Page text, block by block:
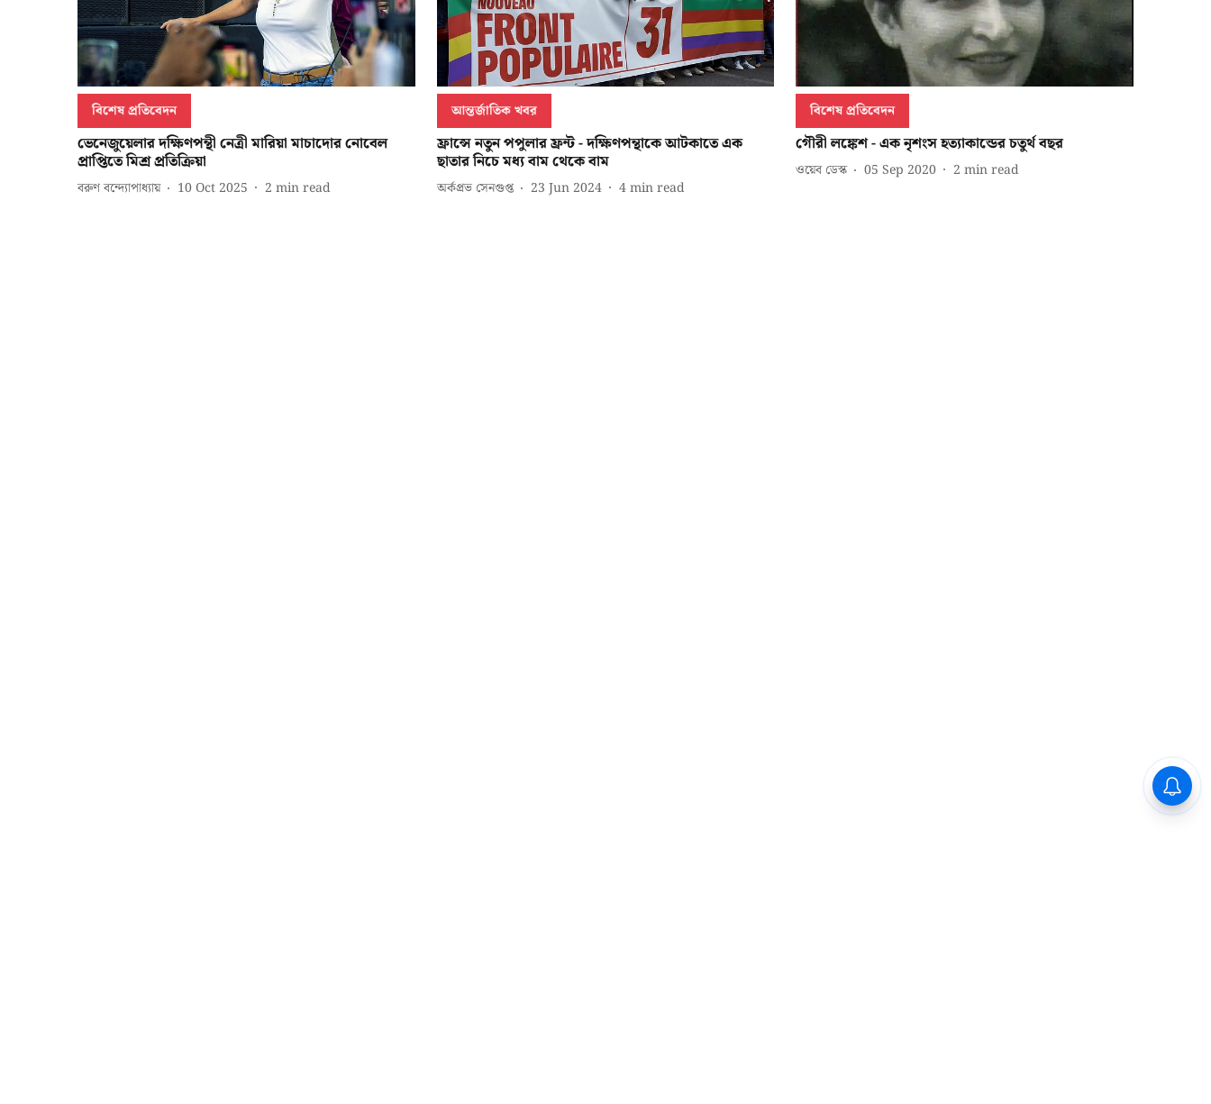
বিশেষ প্রতিবেদন
ভেনেজুয়েলার দক্ষিণপন্থী নেত্রী মারিয়া মাচাদোর নোবেল
প্রাপ্তিতে মিশ্র প্রতিক্রিয়া
বরুণ বন্দ্যোপাধ্যায় 10 Oct 2025 2 min read
আন্তর্জাতিক খবর
ফ্রান্সে নতুন পপুলার ফ্রন্ট - দক্ষিণপন্থাকে আটকাতে এক
ছাতার নিচে মধ্য বাম থেকে বাম
অর্কপ্রভ সেনগুপ্ত 23 Jun 2024 4min read
বিশেষ প্রতিবেদন
গৌরী লঙ্কেশ - এক নৃশংস হত্যাকান্ডের চতুর্থ বছর
ওয়েব ডেস্ক 05 Sep 2020 2 min read